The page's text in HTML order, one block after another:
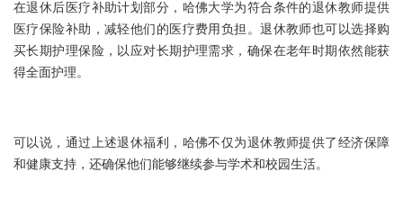
在退休后医疗补助计划部分，哈佛大学为符合条件的退休教师提供
医疗保险补助，减轻他们的医疗费用负担。退休教师也可以选择购
买长期护理保险，以应对长期护理需求，确保在老年时期依然能获
得全面护理。
可以说，通过上述退休福利，哈佛不仅为退休教师提供了经济保障
和健康支持，还确保他们能够继续参与学术和校园生活。